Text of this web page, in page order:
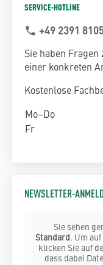
SERVICE-HOTLINE
phone +49 2391
Sie haben
einer konkreten
Kostenlose
Mo–Do
Fr
NEWSLETTER-
Sie sehen
Standard. Um
klicken Sie auf
dass dabei